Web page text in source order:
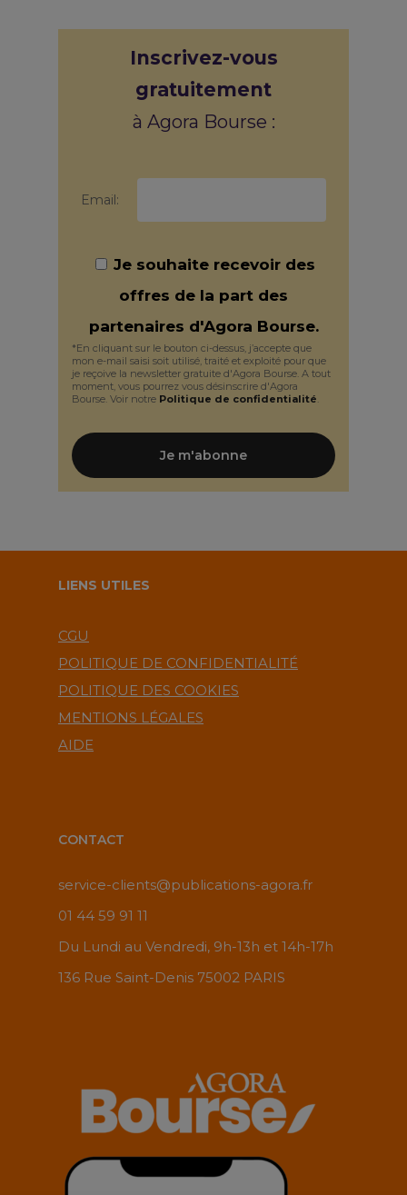
Inscrivez-vous
gratuitement
à Agora Bourse :
Email:
Je souhaite recevoir des
offres de la part des
partenaires d'Agora Bourse.
*En cliquant sur le bouton ci-dessus, j’accepte que
mon e-mail saisi soit utilisé, traité et exploité pour que
je reçoive la newsletter gratuite d'Agora Bourse. A tout
moment, vous pourrez vous désinscrire d'Agora
Bourse. Voir notre Politique de confidentialité.
LIENS UTILES
CGU
POLITIQUE DE CONFIDENTIALITÉ
POLITIQUE DES COOKIES
MENTIONS LÉGALES
AIDE
CONTACT
service-clients@publications-agora.fr
01 44 59 91 11
Du Lundi au Vendredi, 9h-13h et 14h-17h
136 Rue Saint-Denis 75002 PARIS